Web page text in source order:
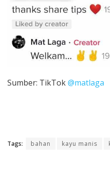
Sumber: TikTok@matlaga
Tags: bahan kayu manis